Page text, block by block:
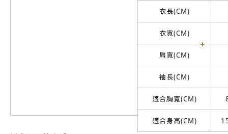
衣長(CM)
衣寬(CM)
肩寬(CM)
袖長(CM)
適合胸寬(CM)
適合身高(CM)